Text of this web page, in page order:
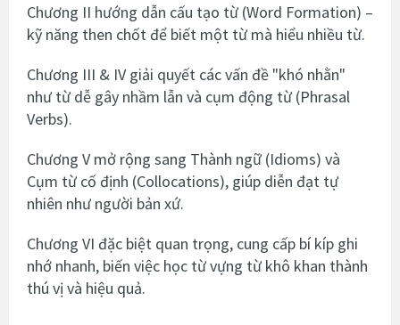
Chương II hướng dẫn cấu tạo từ (Word Formation) –
kỹ năng then chốt để biết một từ mà hiểu nhiều từ.
Chương III & IV giải quyết các vấn đề "khó nhằn"
như từ dễ gây nhầm lẫn và cụm động từ (Phrasal
Verbs).
Chương V mở rộng sang Thành ngữ (Idioms) và
Cụm từ cố định (Collocations), giúp diễn đạt tự
nhiên như người bản xứ.
Chương VI đặc biệt quan trọng, cung cấp bí kíp ghi
nhớ nhanh, biến việc học từ vựng từ khô khan thành
thú vị và hiệu quả.